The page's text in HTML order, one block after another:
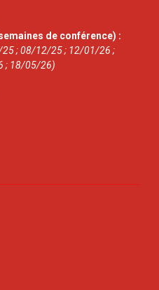
de conférence) :
; 08/12/25 ; 12/01/26 ;
; 18/05/26)